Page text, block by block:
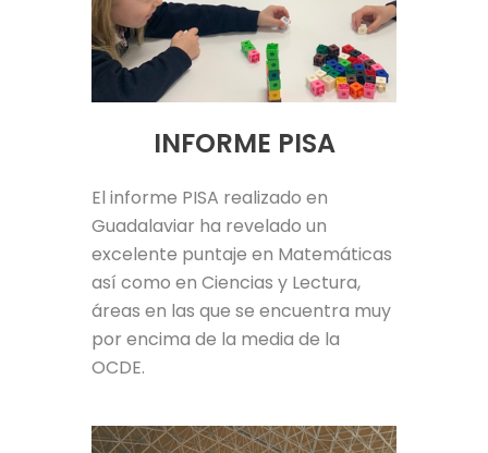
INFORME PISA
El informe PISA realizado en
Guadalaviar ha revelado un
excelente puntaje en Matemáticas
así como en Ciencias y Lectura,
áreas en las que se encuentra muy
por encima de la media de la
OCDE.